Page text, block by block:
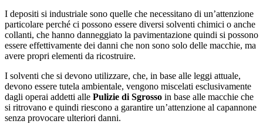
I depositi si industriale sono quelle che necessitano di un’attenzione
particolare perché ci possono essere diversi solventi chimici o anche
collanti, che hanno danneggiato la pavimentazione quindi si possono
essere effettivamente dei danni che non sono solo delle macchie, ma
avere propri elementi da ricostruire.
I solventi che si devono utilizzare, che, in base alle leggi attuale,
devono essere tutela ambientale, vengono miscelati esclusivamente
dagli operai addetti alle Pulizie di Sgrosso in base alle macchie che
si ritrovano e quindi riescono a garantire un’attenzione al capannone
senza provocare ulteriori danni.